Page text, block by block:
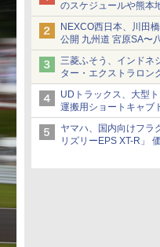
のスケジュールや熊本
を紹介
NEXCO西日本、川田
公開 九州道 宮原SA〜
車両を通行可能に
三菱ふそう、インドネ
ター・エクストラロン
ックベースの観光・旅
UDトラックス、大型
運搬用ショートキャブ
ヤマハ、国内向けフラ
リズリーEPS XT-R」